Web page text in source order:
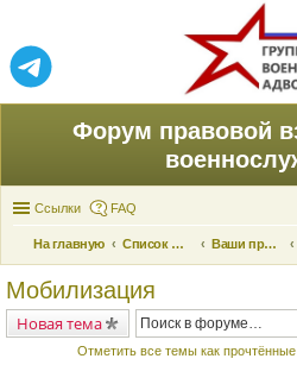
Форум правовой
Ссылки FAQ
На главную Список форумов Ваши права и их реализация
Мобилизация
Новая тема
Отметить все темы как прочтённые